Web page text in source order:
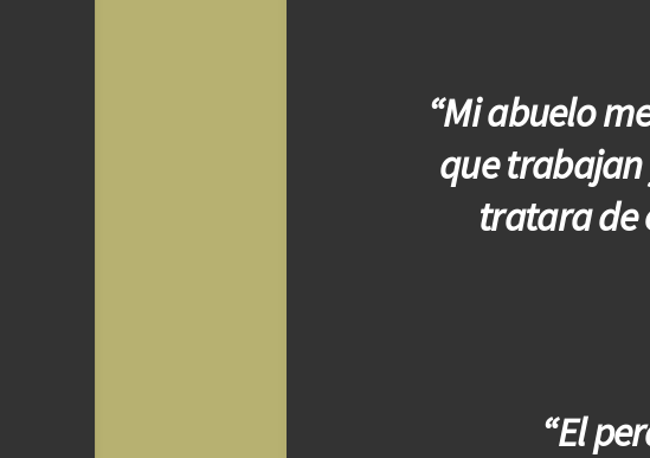
“Mi abuelo
que trabajan
tratara de
“El